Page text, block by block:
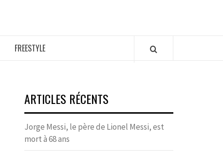
FREESTYLE
ARTICLES RÉCENTS
Jorge Messi, le père de Lionel Messi, est
mort à 68 ans